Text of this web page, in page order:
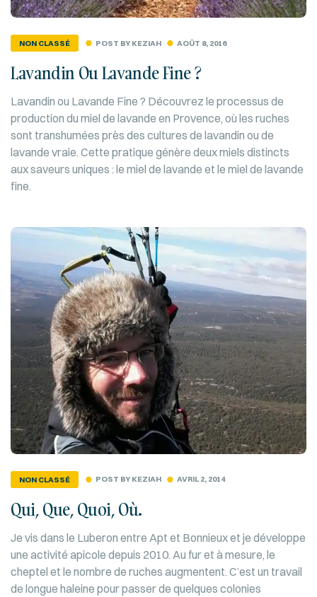
AOÛT 8, 2016
NON CLASSÉ POST BY KEZIAH
Lavandin Ou Lavande Fine ?
Lavandin ou Lavande Fine ? Découvrez le processus de
production du miel de lavande en Provence, où les ruches
sont transhumées près des cultures de lavandin ou de
lavande vraie. Cette pratique génère deux miels distincts
aux saveurs uniques : le miel de lavande et le miel de lavande
fine.
AVRIL 2, 2014
NON CLASSÉ POST BY KEZIAH
Qui, Que, Quoi, Où.
Je vis dans le Luberon entre Apt et Bonnieux et je développe
une activité apicole depuis 2010. Au fur et à mesure, le
cheptel et le nombre de ruches augmentent. C’est un travail
de longue haleine pour passer de quelques colonies